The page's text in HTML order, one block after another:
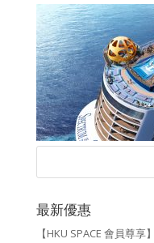
最新優惠
【HKU SPACE 會員尊